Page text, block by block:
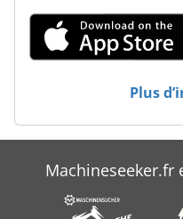
Plus
Machineseeker.fr